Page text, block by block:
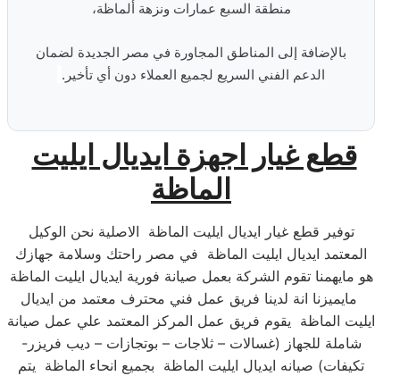
منطقة السبع عمارات ونزهة ألماظة،
بالإضافة إلى المناطق المجاورة في مصر الجديدة لضمان
الدعم الفني السريع لجميع العملاء دون أي تأخير.
قطع غيار اجهزة ايديال ايليت
الماظة
توفير قطع غيار ايديال ايليت الماظة الاصلية نحن الوكيل
المعتمد ايديال ايليت الماظة في مصر راحتك وسلامة جهازك
هو مايهمنا تقوم الشركة بعمل صيانة فورية ايديال ايليت الماظة
مايميزنا انة لدينا فريق عمل فني محترف معتمد من ايديال
ايليت الماظة يقوم فريق عمل المركز المعتمد علي عمل صيانة
شاملة للجهاز (غسالات – ثلاجات – بوتجازات – ديب فريزر-
تكيفات) صيانه ايديال ايليت الماظة بجميع انحاء الماظة يتم